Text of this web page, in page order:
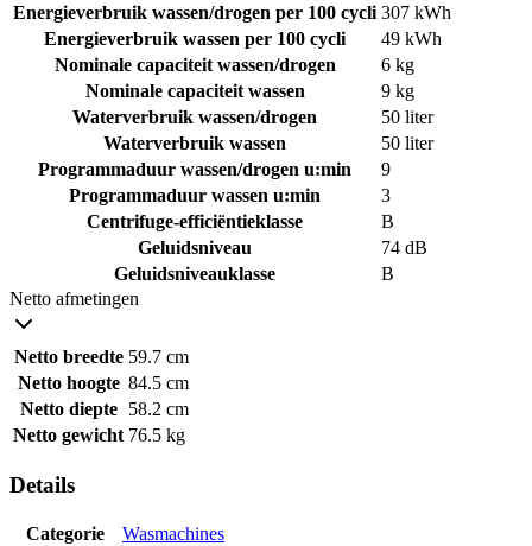
Energieverbruik wassen/drogen per 100 cycli 307 kWh
Energieverbruik wassen per 100 cycli
49 kWh
Nominale capaciteit wassen/drogen
6 kg
Nominale capaciteit wassen
9 kg
Waterverbruik wassen/drogen
50 liter
Waterverbruik wassen
50 liter
Programmaduur wassen/drogen u:min
9
Programmaduur wassen u:min
3
Centrifuge-efficiëntieklasse
B
Geluidsniveau
74 dB
Geluidsniveauklasse
B
Netto afmetingen
Netto breedte 59.7 cm
Netto hoogte 84.5 cm
Netto diepte
58.2 cm
Netto gewicht 76.5 kg
Details
Categorie
Wasmachines